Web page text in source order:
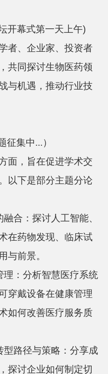
开幕式第一天上午)
者、企业家、投资者
共同探讨生物医药领
与机遇，推动行业技
征集中...）
面，旨在促进学术交
以下是部分主题分论
合：探讨人工智能、
在药物发现、临床试
与前景。
理：分析智慧医疗系统
穿戴设备在健康管理
如何改善医疗服务质
型路径与策略：分享成
探讨企业如何制定切